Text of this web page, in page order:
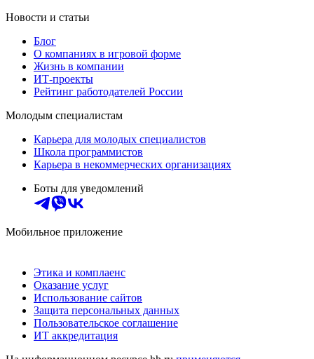
Новости и статьи
Блог
О компаниях в игровой форме
Жизнь в компании
ИТ-проекты
Рейтинг работодателей России
Молодым специалистам
Карьера для молодых специалистов
Школа программистов
Карьера в некоммерческих организациях
Боты для уведомлений
Мобильное приложение
Этика и комплаенс
Оказание услуг
Использование сайтов
Защита персональных данных
Пользовательское соглашение
ИТ аккредитация